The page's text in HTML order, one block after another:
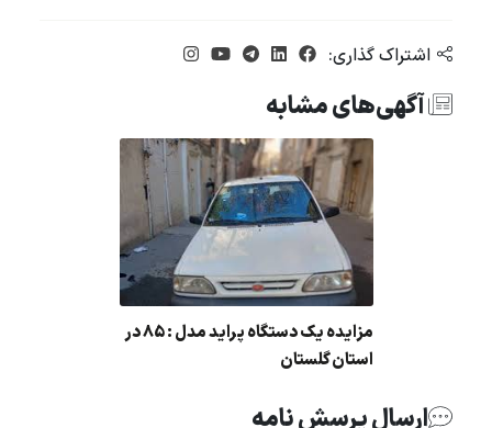
اشتراک گذاری:
آگهی‌های مشابه
مزایده یک دستگاه پراید مدل : 85 در
استان گلستان
ارسال پرسش نامه